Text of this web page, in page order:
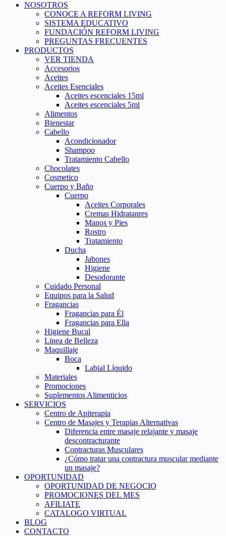
NOSOTROS
CONOCE A REFORM LIVING
SISTEMA EDUCATIVO
FUNDACIÓN REFORM LIVING
PREGUNTAS FRECUENTES
PRODUCTOS
VER TIENDA
Accesorios
Aceites
Aceites Esenciales
Aceites escenciales 15ml
Aceites escenciales 5ml
Alimentos
Bienestar
Cabello
Acondicionador
Shampoo
Tratamiento Cabello
Chocolates
Cosmetico
Cuerpo y Baño
Cuerpo
Aceites Corporales
Cremas Hidratanres
Manos y Pies
Rostro
Tratamiento
Ducha
Jabones
Higiene
Desodorante
Cuidado Personal
Equipos para la Salud
Fragancias
Fragancias para Él
Fragancias para Ella
Higiene Bucal
Linea de Belleza
Maquillaje
Boca
Labial Líquido
Materiales
Promociones
Suplementos Alimenticios
SERVICIOS
Centro de Apiterapia
Centro de Masajes y Terapias Alternativas
Diferencia entre masaje relajante y masaje
descontracturante
Contracturas Musculares
¿Cómo tratar una contractura muscular mediante
un masaje?
OPORTUNIDAD
OPORTUNIDAD DE NEGOCIO
PROMOCIONES DEL MES
AFILIATE
CATALOGO VIRTUAL
BLOG
CONTACTO